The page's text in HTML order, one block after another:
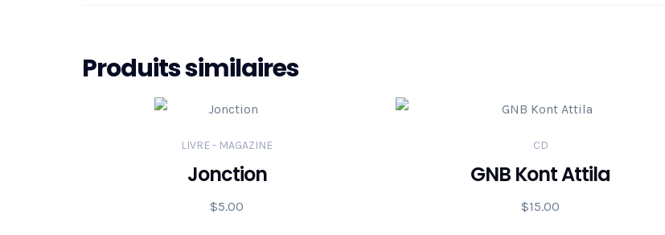
Produits similaires
LIVRE - MAGAZINE
Jonction
$5.00
CD
GNB Kont Attila
$15.00